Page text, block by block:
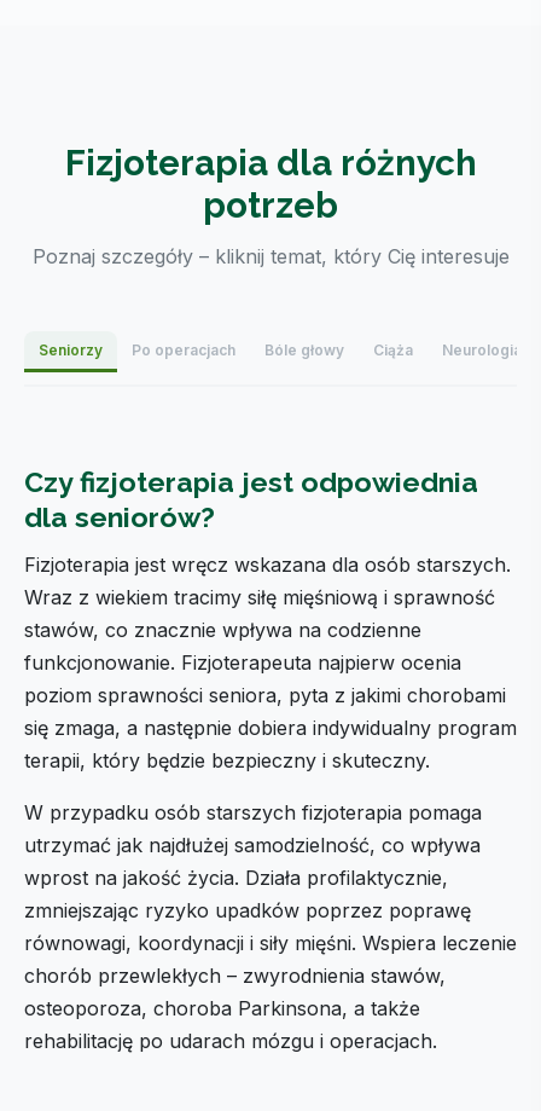
Fizjoterapia dla różnych
potrzeb
Poznaj szczegóły – kliknij temat, który Cię interesuje
Seniorzy Po operacjach Bóle głowy Ciąża Neurologia
Czy fizjoterapia jest odpowiednia
dla seniorów?
Fizjoterapia jest wręcz wskazana dla osób starszych.
Wraz z wiekiem tracimy siłę mięśniową i sprawność
stawów, co znacznie wpływa na codzienne
funkcjonowanie. Fizjoterapeuta najpierw ocenia
poziom sprawności seniora, pyta z jakimi chorobami
się zmaga, a następnie dobiera indywidualny program
terapii, który będzie bezpieczny i skuteczny.
W przypadku osób starszych fizjoterapia pomaga
utrzymać jak najdłużej samodzielność, co wpływa
wprost na jakość życia. Działa profilaktycznie,
zmniejszając ryzyko upadków poprzez poprawę
równowagi, koordynacji i siły mięśni. Wspiera leczenie
chorób przewlekłych – zwyrodnienia stawów,
osteoporoza, choroba Parkinsona, a także
rehabilitację po udarach mózgu i operacjach.